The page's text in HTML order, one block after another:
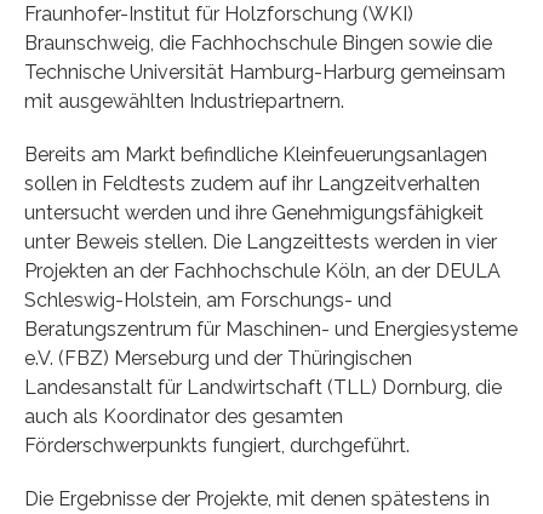
Fraunhofer-Institut für Holzforschung (WKI)
Braunschweig, die Fachhochschule Bingen sowie die
Technische Universität Hamburg-Harburg gemeinsam
mit ausgewählten Industriepartnern.
Bereits am Markt befindliche Kleinfeuerungsanlagen
sollen in Feldtests zudem auf ihr Langzeitverhalten
untersucht werden und ihre Genehmigungsfähigkeit
unter Beweis stellen. Die Langzeittests werden in vier
Projekten an der Fachhochschule Köln, an der DEULA
Schleswig-Holstein, am Forschungs- und
Beratungszentrum für Maschinen- und Energiesysteme
e.V. (FBZ) Merseburg und der Thüringischen
Landesanstalt für Landwirtschaft (TLL) Dornburg, die
auch als Koordinator des gesamten
Förderschwerpunkts fungiert, durchgeführt.
Die Ergebnisse der Projekte, mit denen spätestens in